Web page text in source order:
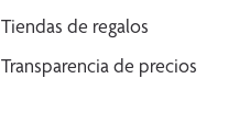
Tiendas de regalos
Transparencia de precios